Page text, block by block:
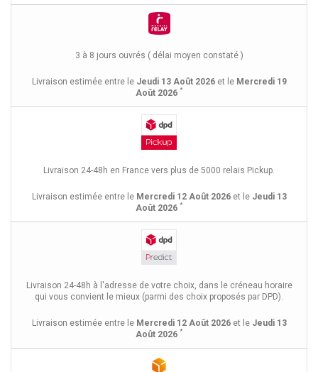
3 à 8 jours ouvrés ( délai moyen constaté )
Livraison estimée entre le Jeudi 13 Août 2026et le Mercredi 19
Août 2026 *
Livraison 24-48h en France vers plus de 5000 relais Pickup.
Livraison estimée entre le Mercredi 12 Août 2026et le Jeudi 13
Août 2026 *
Livraison 24-48h à l'adresse de votre choix, dans le créneau horaire
qui vous convient le mieux (parmi des choix proposés par DPD).
Livraison estimée entre le Mercredi 12 Août 2026et le Jeudi 13
Août 2026 *